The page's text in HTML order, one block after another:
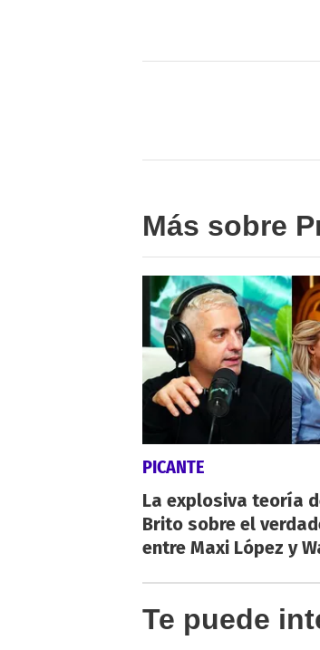
Más sobre
PICANTE
La explosiva teoría
Brito sobre el
entre Maxi López y
Te puede